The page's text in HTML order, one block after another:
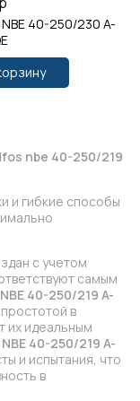
40-250/230 A-
nbe 40-250/219
и гибкие способы
с учетом
самым
40-250/219 A-
в
их идеальным
40-250/219 A-
и испытания, что
в